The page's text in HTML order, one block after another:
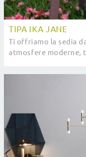
TIPA IKA JANE
Ti offriamo la sedia
atmosfere moderne,